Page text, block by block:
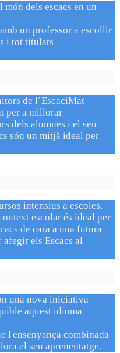
dels escacs en un
un professor a escollir
i tot titulats
de l´EscaciMat
per a millorar
dels alumnes i el seu
són un mitjà ideal per
intensius a escoles,
escolar és ideal per
de cara a una futura
els Escacs al
una nova iniciativa
aquest idioma
l'ensenyança combinada
el seu aprenentatge.